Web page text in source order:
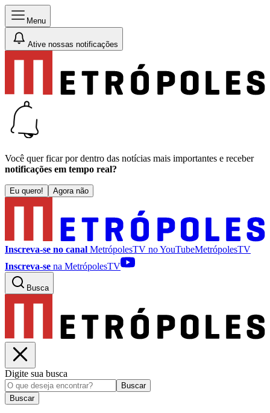
Menu
Ative nossas notificações
Você quer ficar por dentro das notícias mais importantes e receber
notificações em tempo real?
Eu quero! Agora não
Inscreva-se no canal MetrópolesTV noYouTubeMetrópolesTV
Inscreva-se na MetrópolesTV
Busca
Digite sua busca
Buscar
Buscar